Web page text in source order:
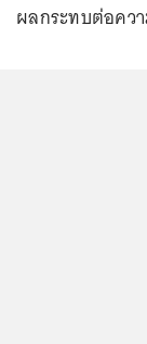
ผลกระทบต่อคว